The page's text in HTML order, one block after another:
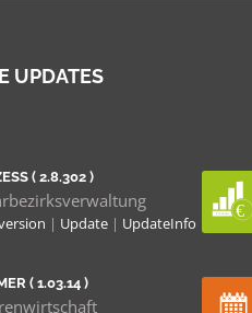
UPDATES
( 2.8.302 )
| Update | UpdateInfo
( 1.03.14 )